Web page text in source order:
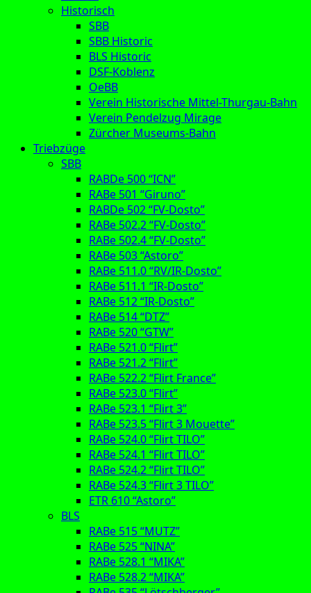
Historisch
SBB
SBB Historic
BLS Historic
DSF-Koblenz
OeBB
Verein Historische Mittel-Thurgau-Bahn
Verein Pendelzug Mirage
Zürcher Museums-Bahn
Triebzüge
SBB
RABDe 500 “ICN”
RABe 501 “Giruno”
RABDe 502 “FV-Dosto”
RABe 502.2 “FV-Dosto”
RABe 502.4 “FV-Dosto”
RABe 503 “Astoro”
RABe 511.0 “RV/IR-Dosto”
RABe 511.1 “IR-Dosto”
RABe 512 “IR-Dosto”
RABe 514 “DTZ”
RABe 520 “GTW”
RABe 521.0 “Flirt”
RABe 521.2 “Flirt”
RABe 522.2 “Flirt France”
RABe 523.0 “Flirt”
RABe 523.1 “Flirt 3”
RABe 523.5 “Flirt 3 Mouette”
RABe 524.0 “Flirt TILO”
RABe 524.1 “Flirt TILO”
RABe 524.2 “Flirt TILO”
RABe 524.3 “Flirt 3 TILO”
ETR 610 “Astoro”
BLS
RABe 515 “MUTZ”
RABe 525 “NINA”
RABe 528.1 “MIKA”
RABe 528.2 “MIKA”